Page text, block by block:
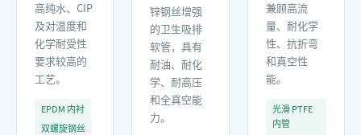
高纯水、CIP
及对温度和
化学耐受性
要求较高的
工艺。
EPDM 内衬
双螺旋钢丝
锌钢丝增强
的卫生吸排
软管，具有
耐油、耐化
学、耐高压
和全真空能
力。
兼顾高流
量、耐化学
性、抗折弯
和真空性
能。
光滑 PTFE
内管